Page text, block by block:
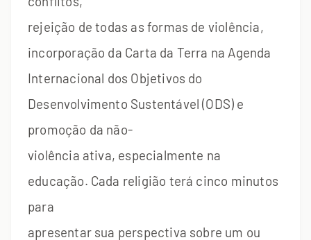
rejeição de todas as formas de violência,
incorporação da Carta da Terra na Agenda
Internacional dos Objetivos do
Desenvolvimento Sustentável (ODS) e
promoção da não-
violência ativa, especialmente na
educação. Cada religião terá cinco minutos
para
apresentar sua perspectiva sobre um ou